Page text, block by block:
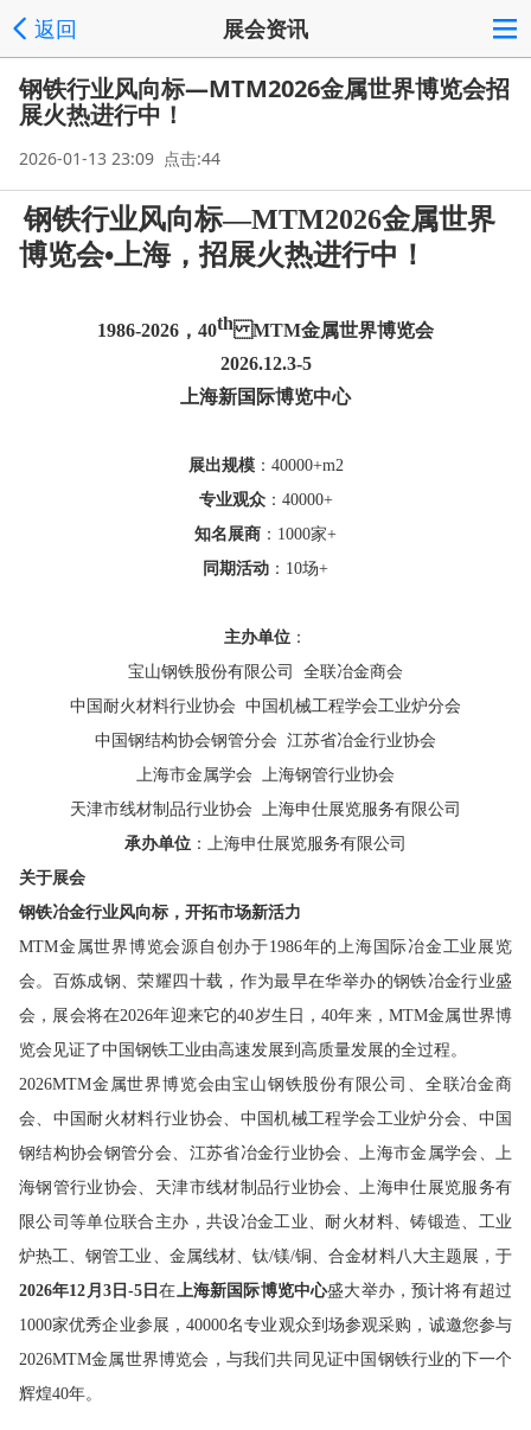
返回 展会资讯
钢铁行业风向标—MTM2026金属世界博览会招
展火热进行中！
2026-01-13 23:09 点击:44
钢铁行业风向标—MTM2026金属世界
博览会•上海，招展火热进行中！
1986-2026，40th
MTM金属世界博览会
2026.12.3-5
上海新国际博览中心
展出规模：40000+m2
专业观众：40000+
知名展商 ：1000家+
同期活动 ：10场+
主办单位 ：
宝山钢铁股份有限公司
全联冶金商会
中国耐火材料行业协会 中国机械工程学会工业炉分会
中国钢结构协会钢管分会 江苏省冶金行业协会
上海市金属学会 上海钢管行业协会
天津市线材制品行业协会 上海申仕展览服务有限公司
承办单位 ：上海申仕展览服务有限公司
关于展会
钢铁冶金行业风向标，开拓市场新活力
MTM金属世界博览会源自创办于1986年的上海国际冶金工业展览
会。百炼成钢、荣耀四十载，作为最早在华举办的钢铁冶金行业盛
会，展会将在2026年迎来它的40岁生日，40年来，MTM金属世界博
览会见证了中国钢铁工业由高速发展到高质量发展的全过程。
2026MTM金属世界博览会由宝山钢铁股份有限公司、全联冶金商
会、中国耐火材料行业协会、中国机械工程学会工业炉分会、中国
钢结构协会钢管分会、江苏省冶金行业协会、上海市金属学会、上
海钢管行业协会、天津市线材制品行业协会、上海申仕展览服务有
限公司等单位联合主办，共设冶金工业、耐火材料、铸锻造、工业
炉热工、钢管工业、金属线材、钛/镁/铜、合金材料八大主题展，于
2026年12月3日-5日在上海新国际博览中心盛大举办，预计将有超过
1000家优秀企业参展，40000名专业观众到场参观采购，诚邀您参与
2026MTM金属世界博览会，与我们共同见证中国钢铁行业的下一个
辉煌40年。